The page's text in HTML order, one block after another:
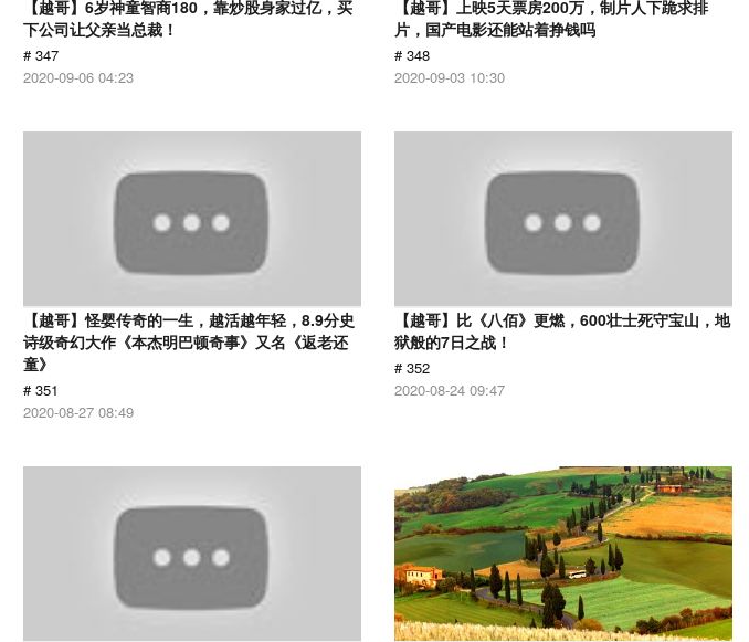
【越哥】6岁神童智商180，靠炒股身家过亿，买
下公司让父亲当总裁！
# 347
2020-09-06 04:23
【越哥】上映5天票房200万，制片人下跪求排
片，国产电影还能站着挣钱吗
# 348
2020-09-03 10:30
【越哥】怪婴传奇的一生，越活越年轻，8.9分史
诗级奇幻大作《本杰明巴顿奇事》又名《返老还
童》
# 351
2020-08-27 08:49
【越哥】比《八佰》更燃，600壮士死守宝山，地
狱般的7日之战！
# 352
2020-08-24 09:47